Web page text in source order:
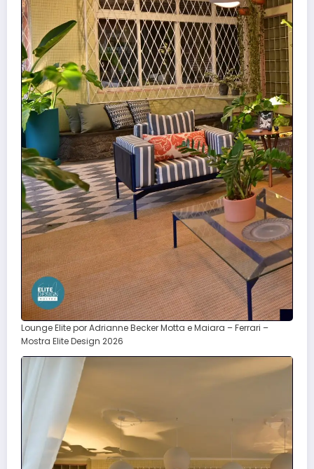
Lounge Elite por Adrianne Becker Motta e Maiara – Ferrari –
Mostra Elite Design 2026